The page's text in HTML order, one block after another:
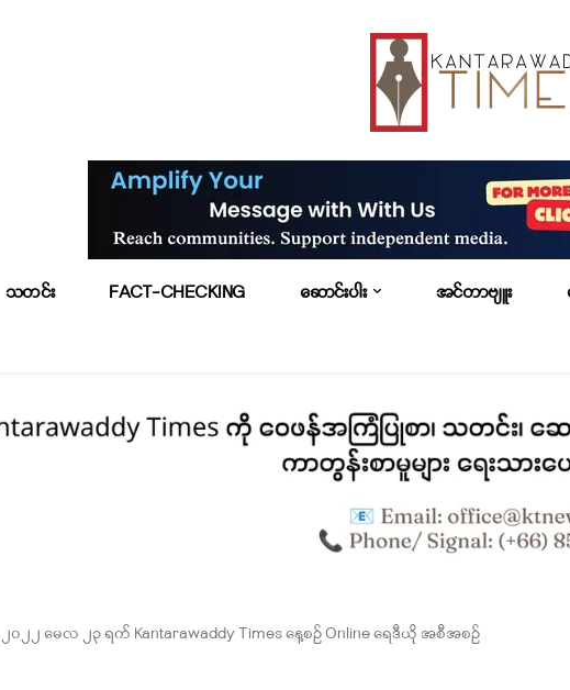
သတင်း FACT-CHECKING ဆောင်းပါး အင်တာဗျူး
၂၀၂၂ မေလ ၂၃ ရက် Kantarawaddy Times နေ့စဥ် Online ရေဒီယို အစီအစဥ်